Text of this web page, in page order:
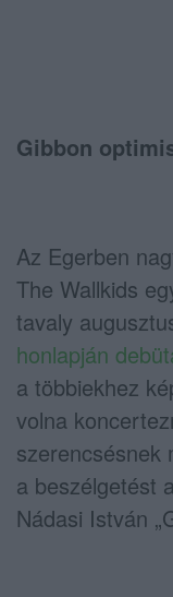
Gibbon
Az Egerben
The Wallkids
tavaly
honlapján
a többiekhez
volna
szerencsésnek
a beszélgetést
Nádasi István